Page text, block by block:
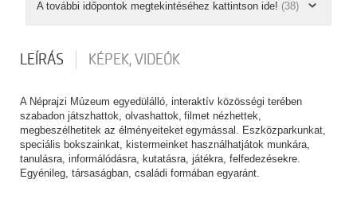
A további időpontok megtekintéséhez kattintson ide! (38)
LEÍRÁS KÉPEK, VIDEÓK
A Néprajzi Múzeum egyedülálló, interaktív közösségi terében
szabadon játszhattok, olvashattok, filmet nézhettek,
megbeszélhetitek az élményeiteket egymással. Eszközparkunkat,
speciális bokszainkat, kistermeinket használhatjátok munkára,
tanulásra, informálódásra, kutatásra, játékra, felfedezésekre.
Egyénileg, társaságban, családi formában egyaránt.